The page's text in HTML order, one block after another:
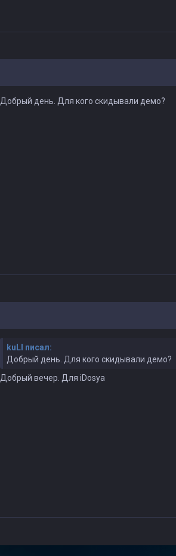
Добрый день. Для кого скидывали демо?
kuLI писал:
Добрый день. Для кого скидывали демо?
Добрый вечер. Для iDosya